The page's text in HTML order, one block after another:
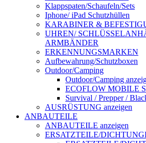
Klappspaten/Schaufeln/Sets
Iphone/ iPad Schutzhüllen
KARABINER &
UHREN/
ARMBÄNDER
ERKENNUNGSMARKEN
Aufbewahrung/Schutzboxen
Outdoor/Camping
Outdoor/Camping
ECOFLOW MOBILE
Survival / Prepper /
AUSRÜSTUNG anzeigen
ANBAUTEILE
ANBAUTEILE anzeigen
ERSATZTEILE/